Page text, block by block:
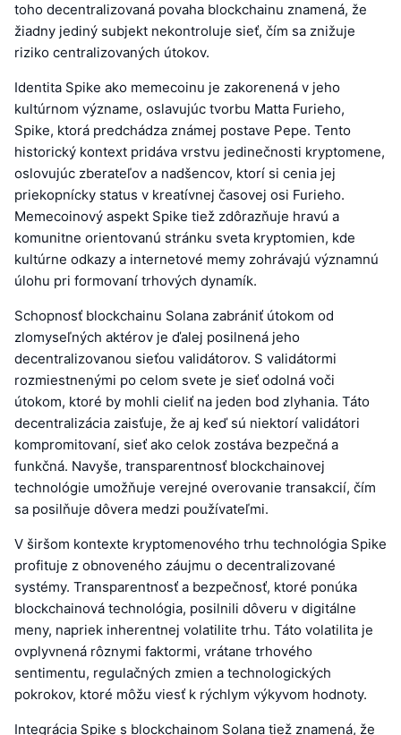
toho decentralizovaná povaha blockchainu znamená, že
žiadny jediný subjekt nekontroluje sieť, čím sa znižuje
riziko centralizovaných útokov.
Identita Spike ako memecoinu je zakorenená v jeho
kultúrnom význame, oslavujúc tvorbu Matta Furieho,
Spike, ktorá predchádza známej postave Pepe. Tento
historický kontext pridáva vrstvu jedinečnosti kryptomene,
oslovujúc zberateľov a nadšencov, ktorí si cenia jej
priekopnícky status v kreatívnej časovej osi Furieho.
Memecoinový aspekt Spike tiež zdôrazňuje hravú a
komunitne orientovanú stránku sveta kryptomien, kde
kultúrne odkazy a internetové memy zohrávajú významnú
úlohu pri formovaní trhových dynamík.
Schopnosť blockchainu Solana zabrániť útokom od
zlomyseľných aktérov je ďalej posilnená jeho
decentralizovanou sieťou validátorov. S validátormi
rozmiestnenými po celom svete je sieť odolná voči
útokom, ktoré by mohli cieliť na jeden bod zlyhania. Táto
decentralizácia zaisťuje, že aj keď sú niektorí validátori
kompromitovaní, sieť ako celok zostáva bezpečná a
funkčná. Navyše, transparentnosť blockchainovej
technológie umožňuje verejné overovanie transakcií, čím
sa posilňuje dôvera medzi používateľmi.
V širšom kontexte kryptomenového trhu technológia Spike
profituje z obnoveného záujmu o decentralizované
systémy. Transparentnosť a bezpečnosť, ktoré ponúka
blockchainová technológia, posilnili dôveru v digitálne
meny, napriek inherentnej volatilite trhu. Táto volatilita je
ovplyvnená rôznymi faktormi, vrátane trhového
sentimentu, regulačných zmien a technologických
pokrokov, ktoré môžu viesť k rýchlym výkyvom hodnoty.
Integrácia Spike s blockchainom Solana tiež znamená, že